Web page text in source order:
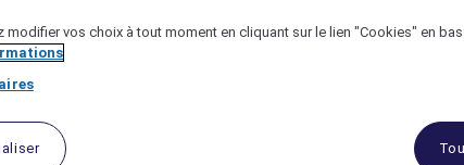
modifier vos choix à tout moment en cliquant sur le lien "Cookies" en